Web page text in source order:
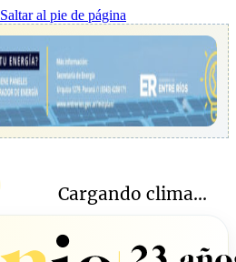
Saltar al pie de página
Cargando clima...